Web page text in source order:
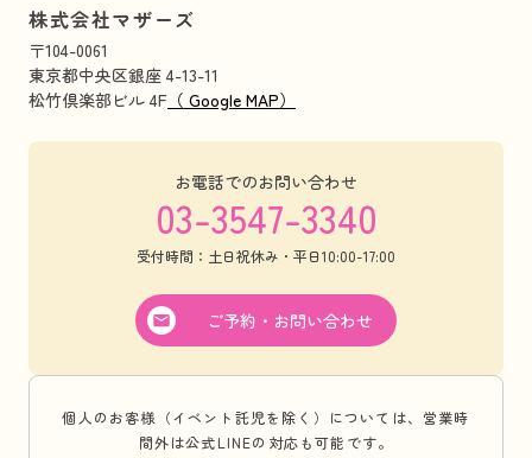
株式会社マザーズ
〒104-0061
東京都中央区銀座 4-13-11
松竹倶楽部ビル 4F （ Google MAP）
お電話でのお問い合わせ
03-3547-3340
受付時間：土日祝休み・平日10:00-17:00
ご予約・お問い合わせ
個人のお客様（イベント託児を除く）については、営業時
間外は公式LINEの対応も可能です。